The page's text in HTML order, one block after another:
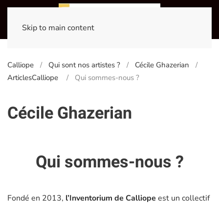
Skip to main content
Calliope Qui sont nos artistes ?
Cécile Ghazerian
ArticlesCalliope
Qui sommes-nous ?
Cécile Ghazerian
Qui sommes-nous ?
Fondé en 2013, l’Inventorium de Calliope est un collectif